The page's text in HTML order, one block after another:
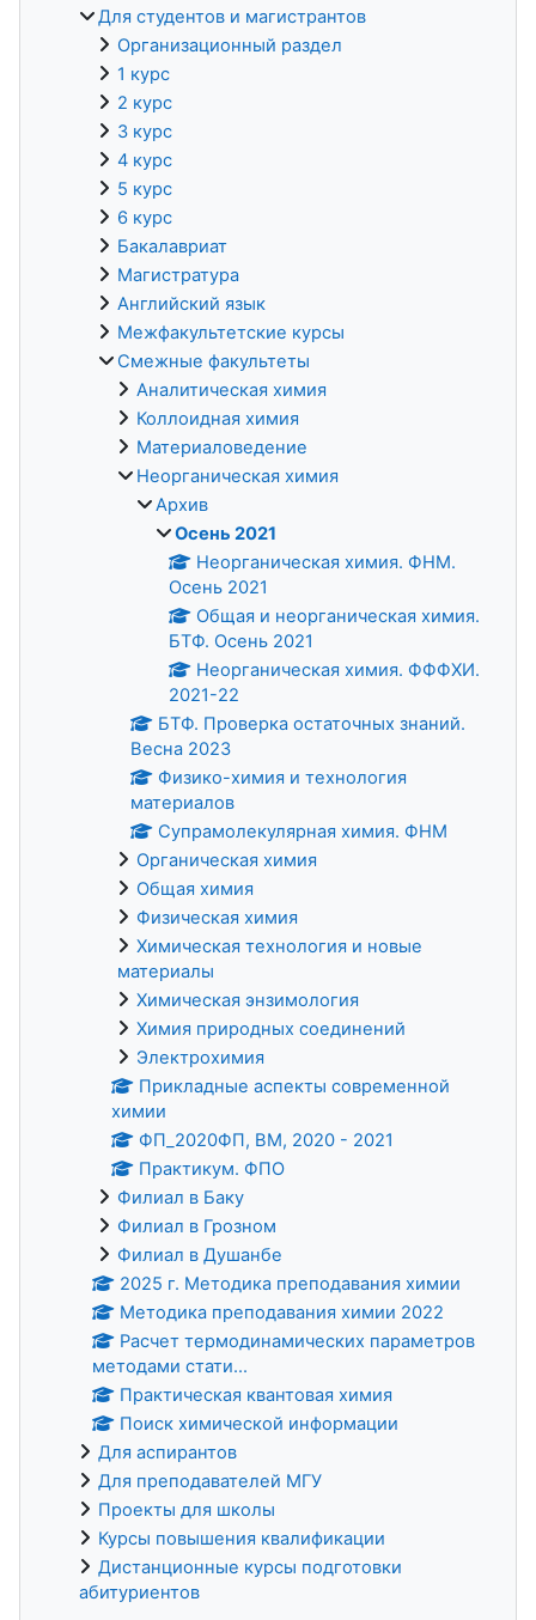
Для студентов и магистрантов
Организационный раздел
1 курс
2 курс
3 курс
4 курс
5 курс
6 курс
Бакалавриат
Магистратура
Английский язык
Межфакультетские курсы
Смежные факультеты
Аналитическая химия
Коллоидная химия
Материаловедение
Неорганическая химия
Архив
Осень 2021
Неорганическая химия. ФНМ.
Осень 2021
Общая и неорганическая химия.
БТФ. Осень 2021
Неорганическая химия. ФФФХИ.
2021-22
БТФ. Проверка остаточных знаний.
Весна 2023
Физико-химия и технология
материалов
Супрамолекулярная химия. ФНМ
Органическая химия
Общая химия
Физическая химия
Химическая технология и новые
материалы
Химическая энзимология
Химия природных соединений
Электрохимия
Прикладные аспекты современной
химии
ФП_2020ФП, ВМ, 2020 - 2021
Практикум. ФПО
Филиал в Баку
Филиал в Грозном
Филиал в Душанбе
2025 г. Методика преподавания химии
Методика преподавания химии 2022
Расчет термодинамических параметров
методами стати...
Практическая квантовая химия
Поиск химической информации
Для аспирантов
Для преподавателей МГУ
Проекты для школы
Курсы повышения квалификации
Дистанционные курсы подготовки
абитуриентов